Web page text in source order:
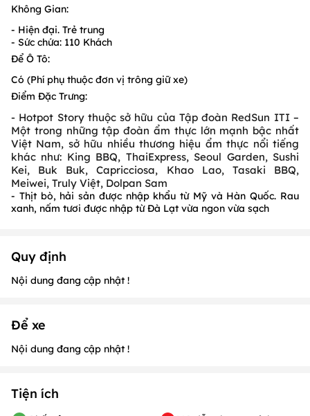
Không Gian:
- Hiện đại. Trẻ trung
- Sức chứa: 110 Khách
Để Ô Tô:
Có (Phí phụ thuộc đơn vị trông giữ xe)
Điểm Đặc Trưng:
- Hotpot Story thuộc sở hữu của Tập đoàn RedSun ITI –
Một trong những tập đoàn ẩm thực lớn mạnh bậc nhất
Việt Nam, sở hữu nhiều thương hiệu ẩm thực nổi tiếng
khác như: King BBQ, ThaiExpress, Seoul Garden, Sushi
Kei, Buk Buk, Capricciosa, Khao Lao, Tasaki BBQ,
Meiwei, Truly Việt, Dolpan Sam
- Thịt bò, hải sản được nhập khẩu từ Mỹ và Hàn Quốc. Rau
xanh, nấm tươi được nhập từ Đà Lạt vừa ngon vừa sạch
Quy định
Nội dung đang cập nhật !
Để xe
Nội dung đang cập nhật !
Tiện ích